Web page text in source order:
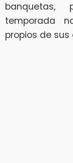
banquetas,
temporada
propios de